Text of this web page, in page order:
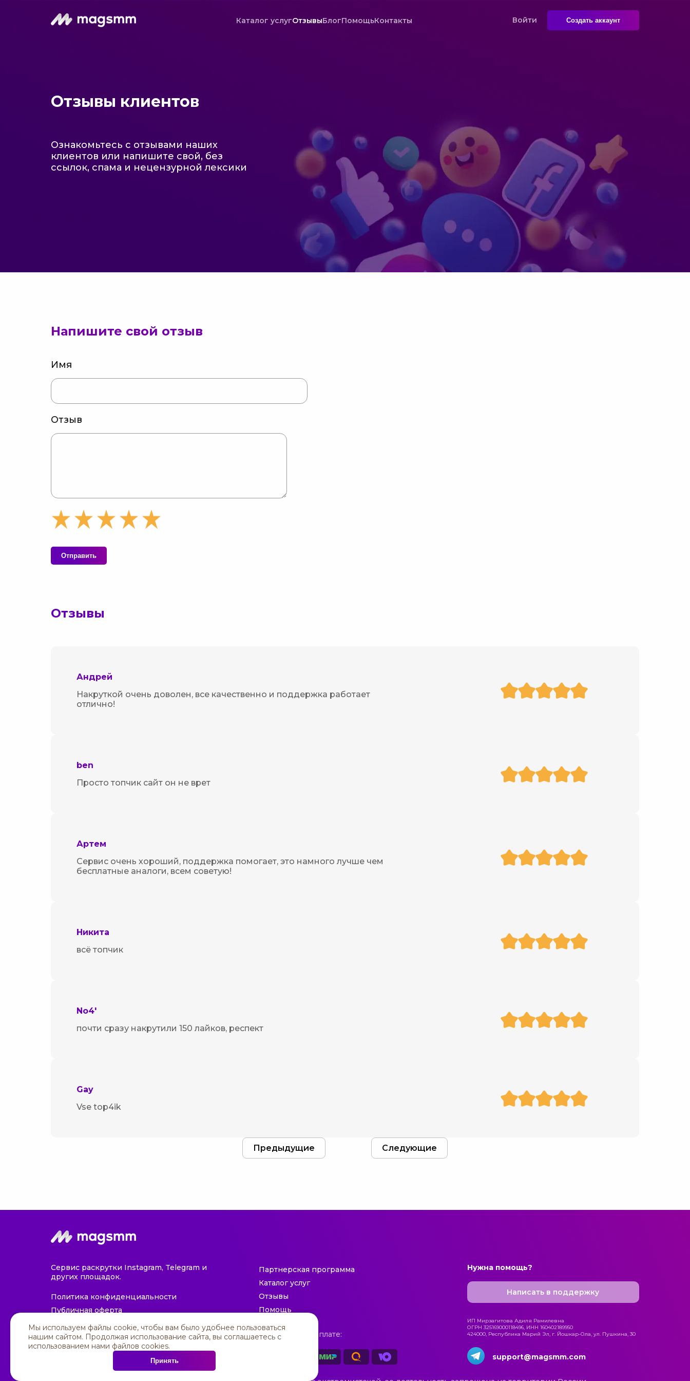
Каталог услугОтзывыБлогПомощьКонтакты Войти Создать аккаунт
Отзывы клиентов
Ознакомьтесь с отзывами наших
клиентов или напишите свой, без
ссылок, спама и нецензурной лексики
Напишите свой отзыв
Имя
Отзыв
Отправить
Отзывы
Андрей
Накруткой очень доволен, все качественно и поддержка работает
отлично!
ben
Просто топчик сайт он не врет
Артем
Сервис очень хороший, поддержка помогает, это намного лучше чем
бесплатные аналоги, всем советую!
Никита
всё топчик
No4'
почти сразу накрутили 150 лайков, респект
Gay
Vse top4ik
Предыдущие Следующие
Сервис раскрутки Instagram, Telegram и
других площадок.
Политика конфиденциальности
Публичная оферта
Политика cookies
Партнерская программа
Каталог услуг
Отзывы
Помощь
Принимаем к оплате:
Нужна помощь?
Написать в поддержку
ИП Мирзагитова Адиля Рамилевна
ОГРН 325169000118496, ИНН 160402189950
424000, Республика Марий Эл, г. Йошкар-Ола, ул. Пушкина, 30
support@magsmm.com
Мы используем файлы cookie, чтобы вам было удобнее пользоваться
нашим сайтом. Продолжая использование сайта, вы соглашаетесь c
использованием нами файлов cookies.
Принять